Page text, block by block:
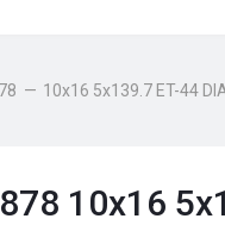
— 10x16 5x139.7 ET-44
10x16